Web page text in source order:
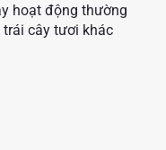
hoạt động thường
trái cây tươi khác